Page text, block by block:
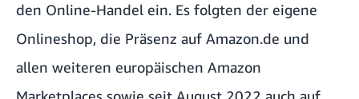
den Online-Handel ein. Es folgten der eigene
Onlineshop, die Präsenz auf Amazon.de und
allen weiteren europäischen Amazon